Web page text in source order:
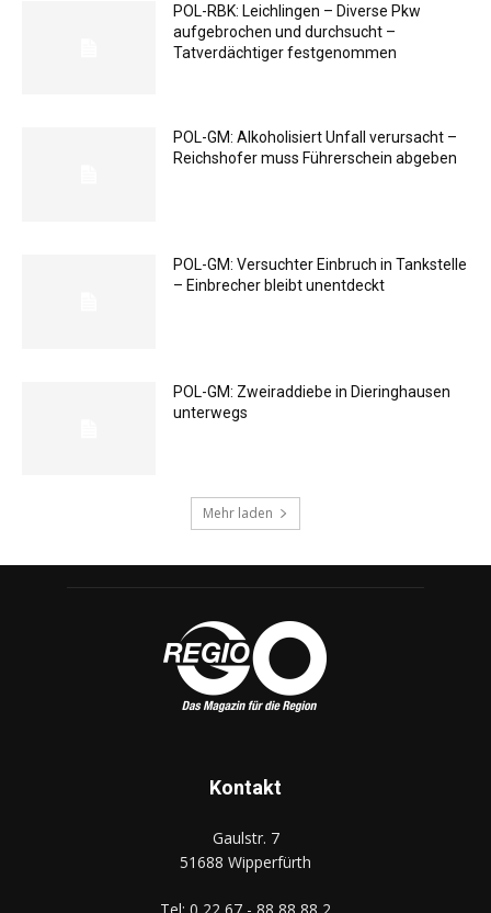
POL-RBK: Leichlingen – Diverse Pkw
aufgebrochen und durchsucht –
Tatverdächtiger festgenommen
POL-GM: Alkoholisiert Unfall verursacht –
Reichshofer muss Führerschein abgeben
POL-GM: Versuchter Einbruch in Tankstelle
– Einbrecher bleibt unentdeckt
POL-GM: Zweiraddiebe in Dieringhausen
unterwegs
Mehr laden
Kontakt
Gaulstr. 7
51688 Wipperfürth